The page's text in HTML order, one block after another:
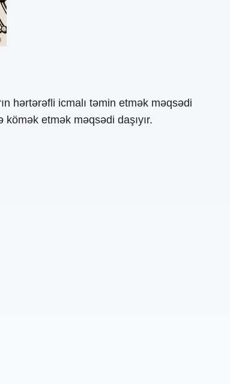
hərtərəfli icmalı təmin etmək məqsədi
etmək məqsədi daşıyır.